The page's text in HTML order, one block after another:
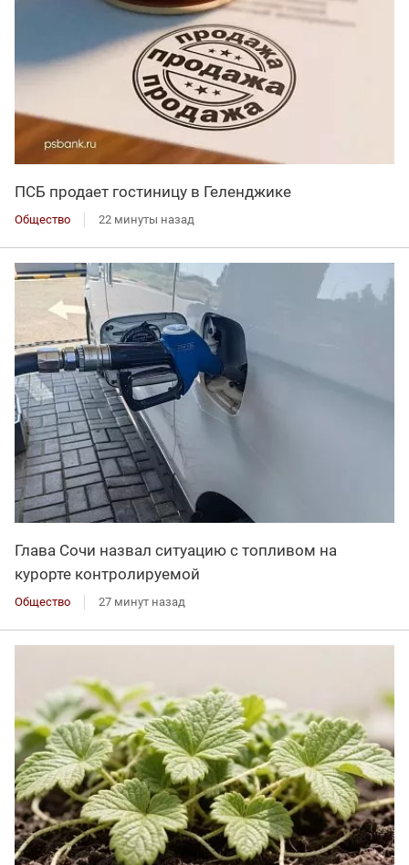
ПСБ продает гостиницу в Геленджике
Общество 22 минуты назад
Глава Сочи назвал ситуацию с топливом на
курорте контролируемой
Общество 27 минут назад